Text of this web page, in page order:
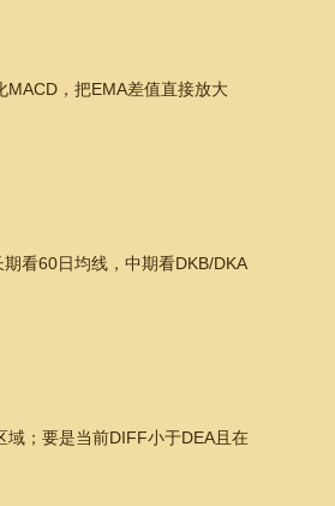
，把EMA差值直接放大
看60日均线，中期看DKB/DKA
域；要是当前DIFF小于DEA且在